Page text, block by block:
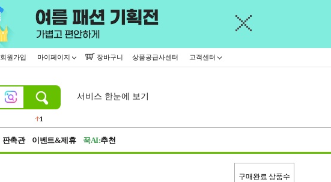
회원가입 마이페이지 장바구니 상품공급사센터 고객센터
1
서비스 한눈에 보기
판촉관 이벤트&제휴 꾹AI:추천
구매완료 상품수